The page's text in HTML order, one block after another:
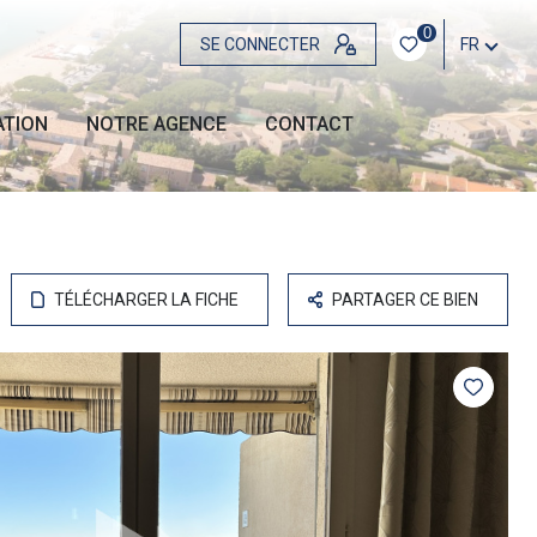
SE CONNECTER
0
FR
NOTRE AGENCE CONTACT
TÉLÉCHARGER LA FICHE PARTAGER CE BIEN